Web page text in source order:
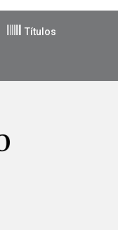
Títulos